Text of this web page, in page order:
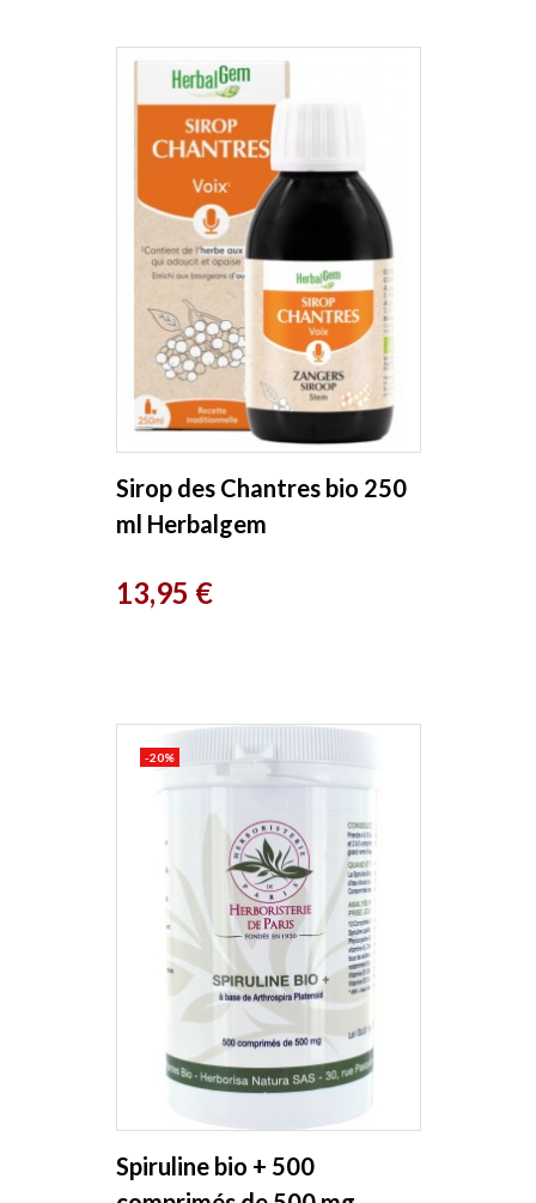
Sirop des Chantres bio 250
ml Herbalgem
Prix
13,95 €
Spiruline bio + 500
-20%